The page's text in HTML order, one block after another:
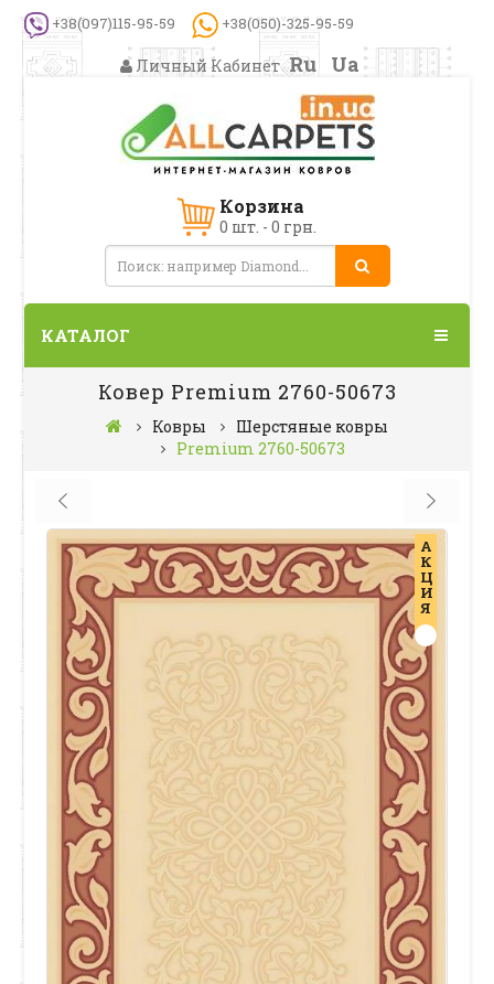
+38(097)115-95-59 +38(050)-325-95-59
Личный Кабинет Ru Ua
Корзина
0 шт. - 0 грн.
КАТАЛОГ
Ковер Premium 2760-50673
Ковры
Шерстяные ковры
Premium 2760-50673
А
К
Ц
И
Я